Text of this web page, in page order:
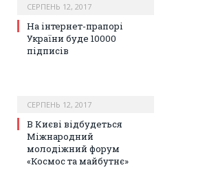
СЕРПЕНЬ 12, 2017
На інтернет-прапорі
України буде 10000
підписів
СЕРПЕНЬ 12, 2017
В Києві відбудеться
Міжнародний
молодіжний форум
«Космос та майбутнє»